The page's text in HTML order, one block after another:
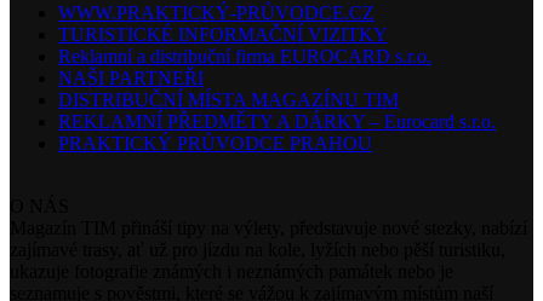
WWW.PRAKTICKÝ-PRŮVODCE.CZ
TURISTICKÉ INFORMAČNÍ VIZITKY
Reklamní a distribuční firma EUROCARD s.r.o.
NAŠI PARTNEŘI
DISTRIBUČNÍ MÍSTA MAGAZÍNU TIM
REKLAMNÍ PŘEDMĚTY A DÁRKY – Eurocard s.r.o.
PRAKTICKÝ PRŮVODCE PRAHOU